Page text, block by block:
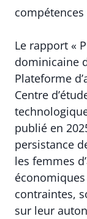
Le rapport «
dominicaine
Plateforme
Centre
publié en
persistance
les femmes
contraintes,
sur leur